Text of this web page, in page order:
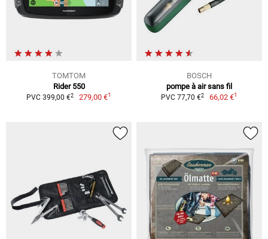
TOMTOM
Rider 550
PVC 399,00 €2 279,00 €1
BOSCH
pompe à air sans fil
PVC 77,70 €2 66,02 €1